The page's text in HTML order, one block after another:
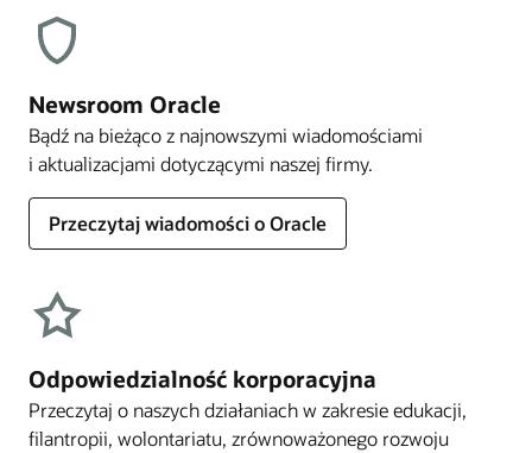
Newsroom Oracle
Bądź na bieżąco z najnowszymi wiadomościami
i aktualizacjami dotyczącymi naszej firmy.
Przeczytaj wiadomości o Oracle
Odpowiedzialność korporacyjna
Przeczytaj o naszych działaniach w zakresie edukacji,
filantropii, wolontariatu, zrównoważonego rozwoju